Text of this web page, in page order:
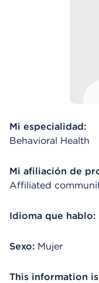
Mi especialidad:
Behavioral Health
Mi afiliación de
Affiliated
Idioma que hablo:
Sexo: Mujer
This information